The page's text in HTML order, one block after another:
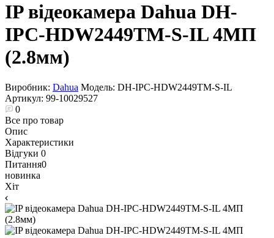
IP відеокамера Dahua DH-
IPC-HDW2449TM-S-IL 4МП
(2.8мм)
Виробник: Dahua Модель: DH-IPC-HDW2449TM-S-IL
Артикул: 99-10029527
0
Все про товар
Опис
Характеристики
Відгуки 0
Питання0
новинка
Хіт